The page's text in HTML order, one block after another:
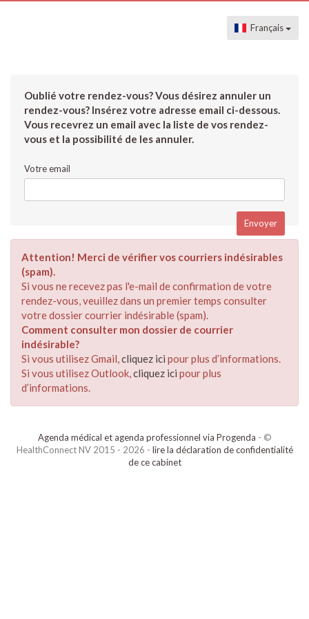
Français
Oublié votre rendez-vous? Vous désirez annuler un
rendez-vous? Insérez votre adresse email ci-dessous.
Vous recevrez un email avec la liste de vos rendez-
vous et la possibilité de les annuler.
Votre email
Attention! Merci de vérifier vos courriers indésirables
(spam).
Si vous ne recevez pas l'e-mail de confirmation de votre
rendez-vous, veuillez dans un premier temps consulter
votre dossier courrier indésirable (spam).
Comment consulter mon dossier de courrier
indésirable?
Si vous utilisez Gmail,cliquez ici pour plus d’informations.
Si vous utilisez Outlook,cliquez ici pour plus
d’informations.
Agenda médical et agenda professionnel via Progenda - ©
HealthConnect NV 2015 - 2026 - lire la déclaration de confidentialité
de ce cabinet